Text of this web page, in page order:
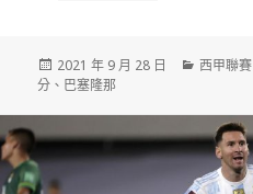
發
佈
2021 年 9 月 28 日
分
西甲聯賽
分 、 巴塞隆那